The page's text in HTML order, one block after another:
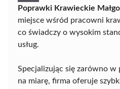
Poprawki Krawieckie
miejsce wśród pracowni
co świadczy o wysokim
usług.
Specjalizując się zarówno w
na miarę, firma oferuje